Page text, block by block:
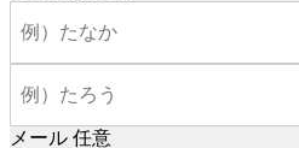
メール 任意